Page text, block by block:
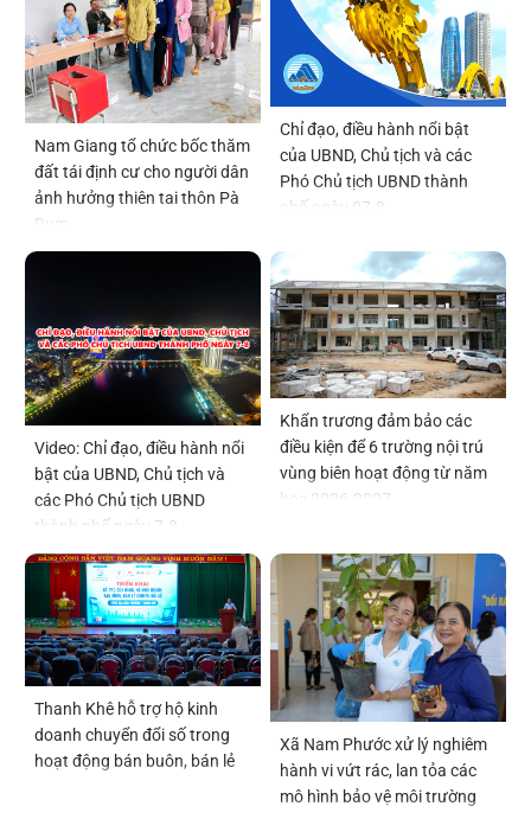
Nam Giang tổ chức bốc thăm
đất tái định cư cho người dân
ảnh hưởng thiên tai thôn Pà
Rum
Chỉ đạo, điều hành nổi bật
của UBND, Chủ tịch và các
Phó Chủ tịch UBND thành
phố ngày 07-8
Video: Chỉ đạo, điều hành nổi
bật của UBND, Chủ tịch và
các Phó Chủ tịch UBND
thành phố ngày 7-8
Khẩn trương đảm bảo các
điều kiện để 6 trường nội trú
vùng biên hoạt động từ năm
học 2026-2027
Thanh Khê hỗ trợ hộ kinh
doanh chuyển đổi số trong
hoạt động bán buôn, bán lẻ
Xã Nam Phước xử lý nghiêm
hành vi vứt rác, lan tỏa các
mô hình bảo vệ môi trường